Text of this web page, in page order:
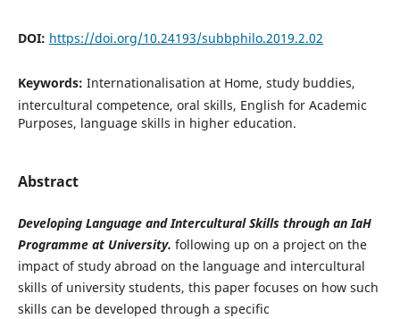
DOI: https://doi.org/10.24193/subbphilo.2019.2.02
Keywords: Internationalisation at Home, study buddies,
intercultural competence, oral skills, English for Academic
Purposes, language skills in higher education.
Abstract
Developing Language and Intercultural Skills through an IaH
Programme at University. following up on a project on the
impact of study abroad on the language and intercultural
skills of university students, this paper focuses on how such
skills can be developed through a specific